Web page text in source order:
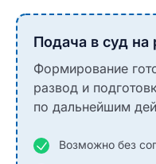
Подача в суд
Формирование
развод и
по дальнейшим
Возможно без